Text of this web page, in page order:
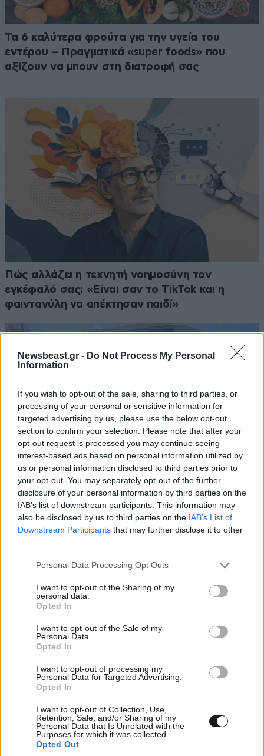
Newsbeast.gr - Do Not Process My Personal
Information
If you wish to opt-out of the sale, sharing to third parties, or
processing of your personal or sensitive information for
targeted advertising by us, please use the below opt-out
section to confirm your selection. Please note that after your
opt-out request is processed you may continue seeing
interest-based ads based on personal information utilized by
us or personal information disclosed to third parties prior to
your opt-out. You may separately opt-out of the further
disclosure of your personal information by third parties on the
IAB’s list of downstream participants. This information may
also be disclosed by us to third parties on the IAB’s List of
Downstream Participants that may further disclose it to other
Please note that this website/app uses one or more Google
not limited to your visit or usage behaviour. You may click to
grant or deny consent to Google and its third-party tags to
use your data for below specified purposes in below Google
consent section.
Personal Data Processing Opt Outs
I want to opt-out of the Sharing of my
personal data.
Opted In
I want to opt-out of the Sale of my
Personal Data.
Opted In
I want to opt-out of processing my
Personal Data for Targeted Advertising.
Opted In
I want to opt-out of Collection, Use,
Retention, Sale, and/or Sharing of my
Personal Data that Is Unrelated with the
Purposes for which it was collected.
Opted Out
Τα 6 καλύτερα φρούτα για την υγεία του
εντέρου – Πραγματικά «super foods» που
αξίζουν να μπουν στη διατροφή σας
Πώς αλλάζει η τεχνητή νοημοσύνη τον
εγκέφαλό σας; «Είναι σαν το TikTok και η
φαιντανύλη να απέκτησαν παιδί»
Πυρκαγιές στη Δυτική Αττική: Ψυχοκοινωνική
υποστήριξη από τον Ελληνικό Ερυθρό Σταυρό
στους πυρόπληκτους
Ακολουθήστε το